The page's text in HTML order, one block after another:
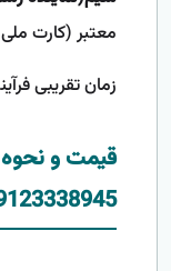
معتبر (کارت
زمان تقریبی
قیمت و